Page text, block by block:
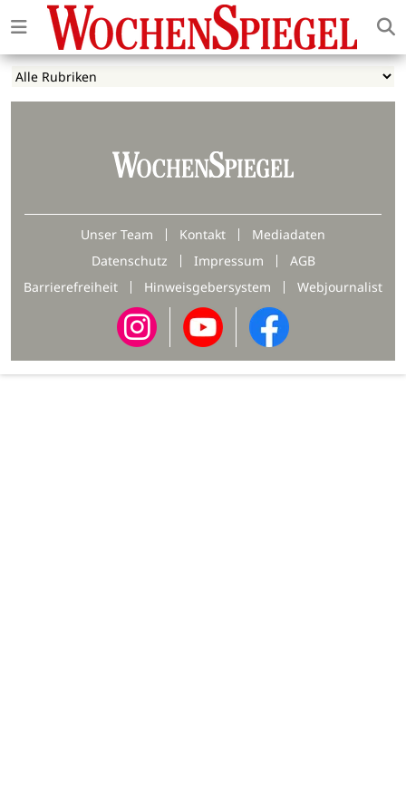
Unser Team Kontakt
Mediadaten
Datenschutz
Impressum
AGB
Barrierefreiheit
Hinweisgebersystem Webjournalist